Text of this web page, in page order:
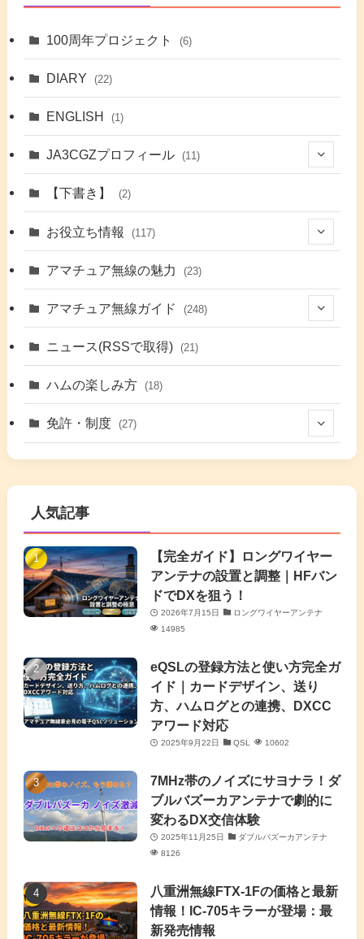
100周年プロジェクト (6)
DIARY (22)
ENGLISH (1)
JA3CGZプロフィール (11)
(7)
【下書き】 (2)
お役立ち情報 (117)
(48)
(9)
(17)
(6)
アマチュア無線の魅力 (23)
アマチュア無線ガイド (248)
(42)
(5)
(1)
(4)
(3)
(41)
(26)
(7) (7)
(16)
(7)
(6)
(63)
(7)
(5)
(4)
(2)
(5)
(11)
ニュース(RSSで取得) (21)
ハムの楽しみ方 (18)
免許・制度 (27)
(5)
(4)
(1)
人気記事
【完全ガイド】ロングワイヤー
アンテナの設置と調整｜HFバン
ドでDXを狙う！
2026年7月15日
ロングワイヤーアンテナ
14985
eQSLの登録方法と使い方完全ガ
イド｜カードデザイン、送り
方、ハムログとの連携、DXCC
アワード対応
2025年9月22日 QSL 10602
7MHz帯のノイズにサヨナラ！ダ
ブルバズーカアンテナで劇的に
変わるDX交信体験
2025年11月25日
ダブルバズーカアンテナ
8126
八重洲無線FTX-1Fの価格と最新
情報！IC-705キラーが登場：最
新発売情報